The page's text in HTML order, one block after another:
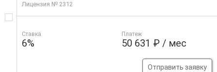
Лицензия № 2312
Ставка
6%
Платеж
50 631 ₽ / мес
Отправить заявку